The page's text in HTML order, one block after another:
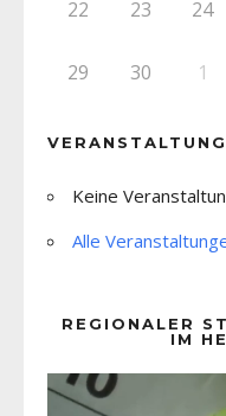
22 23 24
29 30 1
Keine
Alle
REGIONALER
IM